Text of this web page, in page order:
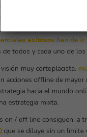
la reducción de
online.
exitosos han de ir
de todos y cada uno de
muy cortoplacista,
acciones offline de
hacia el mundo
estrategia mixta.
on / off line consiguen, a
que se diluye sin un límite